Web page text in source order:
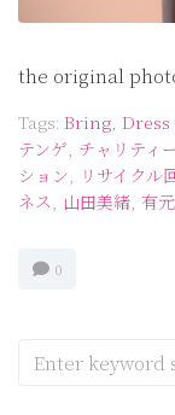
the original
Tags: Bring Dress
テンゲ チャリティ
ション
リサイクル
ネス
山田美緒 有
0